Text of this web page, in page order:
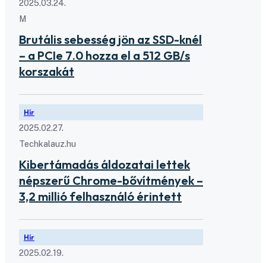
2025.03.24.
M
Brutális sebesség jön az SSD-knél
– a PCIe 7.0 hozza el a 512 GB/s
korszakát
Hír
2025.02.27.
Techkalauz.hu
Kibertámadás áldozatai lettek
népszerű Chrome-bővítmények –
3,2 millió felhasználó érintett
Hír
2025.02.19.